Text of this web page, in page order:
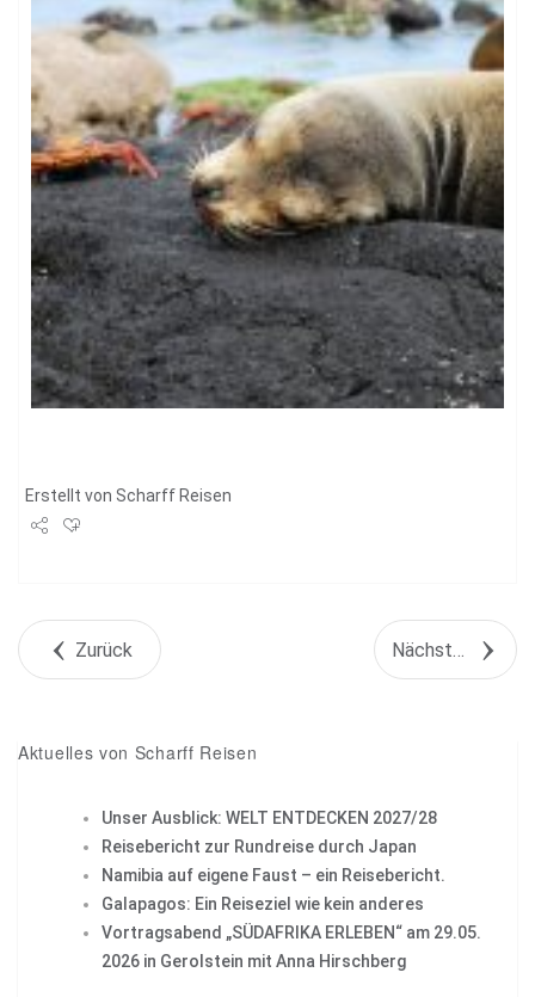
Erstellt von Scharff Reisen
+1Zurück
Aktuelles von Scharff Reisen
Unser Ausblick: WELT ENTDECKEN 2027/28
Reisebericht zur Rundreise durch Japan
Namibia auf eigene Faust – ein Reisebericht.
Galapagos: Ein Reiseziel wie kein anderes
Vortragsabend „SÜDAFRIKA ERLEBEN“ am 29.05.
2026 in Gerolstein mit Anna Hirschberg